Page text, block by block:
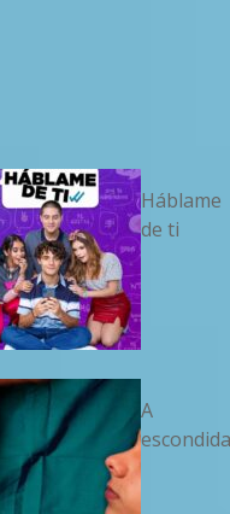
Háblame
de ti
A